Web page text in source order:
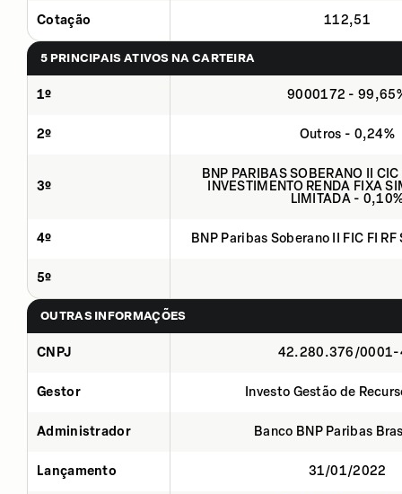
Cotação 112,51
5 PRINCIPAIS ATIVOS NA CARTEIRA
1º 9000172 -
2º Outros - 0,24%
3º
BNP PARIBAS SOBERANO II
INVESTIMENTO RENDA FIXA
LIMITADA -
4º BNP Paribas Soberano II FIC FI
5º
OUTRAS INFORMAÇÕES
CNPJ 42.280.376/0001-
Gestor Investo Gestão de
Administrador Banco BNP Paribas
Lançamento 31/01/2022